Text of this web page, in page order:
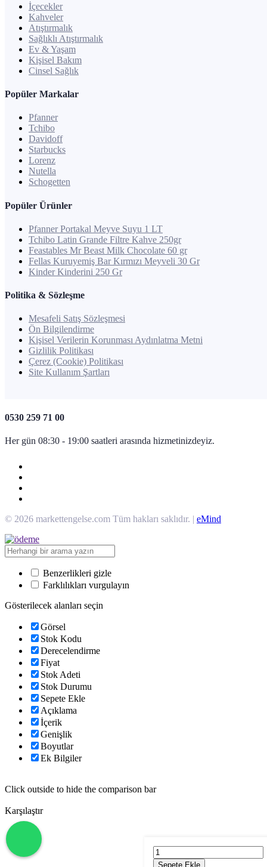
Starbucks
Cam
Sepete Ekle
İçecekler
Kahveler
Atıştırmalık
Sağlıklı Atıştırmalık
Ev & Yaşam
Kişisel Bakım
Cinsel Sağlık
Popüler Markalar
Pfanner
Tchibo
Davidoff
Starbucks
Lorenz
Nutella
Schogetten
Popüler Ürünler
Pfanner Portakal Meyve Suyu 1 LT
Tchibo Latin Grande Filtre Kahve 250gr
Feastables Mr Beast Milk Chocolate 60 gr
Fellas Kuruyemiş Bar Kırmızı Meyveli 30 Gr
Kinder Kinderini 250 Gr
Politika & Sözleşme
Mesafeli Satış Sözleşmesi
Ön Bilgilendirme
Kişisel Verilerin Korunması Aydınlatma Metni
Gizlilik Politikası
Çerez (Cookie) Politikası
Site Kullanım Şartları
0530 259 71 00
Her gün 08:30 - 19:00 saatleri arasında hizmetinizdeyiz.
© 2026 markettengelse.com Tüm hakları saklıdır. | eMind
Benzerlikleri gizle
Farklılıkları vurgulayın
Gösterilecek alanları seçin
Görsel
Stok Kodu
Derecelendirme
Fiyat
Stok Adeti
Stok Durumu
Sepete Ekle
Açıklama
İçerik
Genişlik
Boyutlar
Ek Bilgiler
Click outside to hide the comparison bar
Karşılaştır